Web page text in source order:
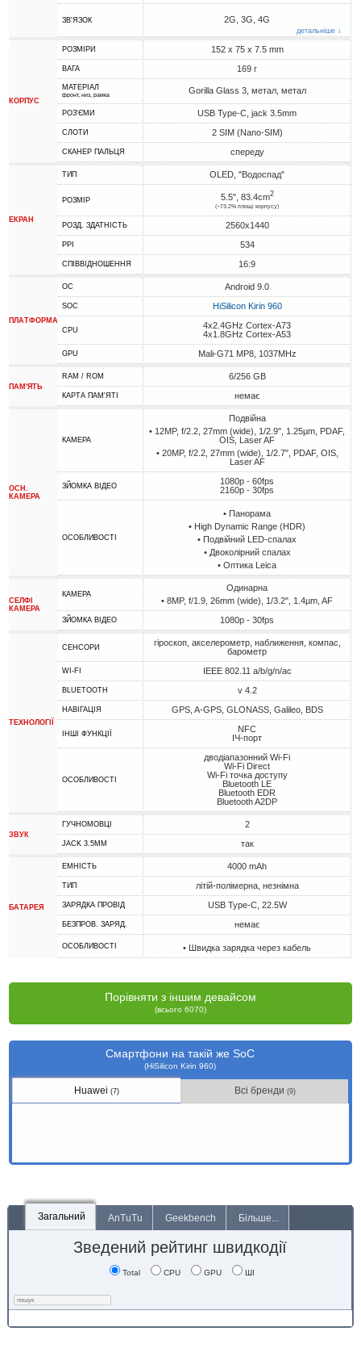
ЗВ'ЯЗОК 2G, 3G, 4G
детальніше ↓
КОРПУС
РОЗМІРИ 152 x 75 x 7.5 mm
ВАГА 169 г
МАТЕРІАЛ
фронт, низ, рамка Gorilla Glass 3, метал, метал
РОЗ'ЄМИ USB Type-C, jack 3.5mm
СЛОТИ 2 SIM (Nano-SIM)
СКАНЕР ПАЛЬЦЯ спереду
ЕКРАН
ТИП OLED, "Водоспад"
РОЗМІР 5.5", 83.4cm2
(~73.2% площі корпусу)
РОЗД. ЗДАТНІСТЬ 2560x1440
PPI 534
СПІВВІДНОШЕННЯ 16:9
ПЛАТФОРМА
ОС Android 9.0
SOC HiSilicon Kirin 960
CPU
4x2.4GHz Cortex-A73
4x1.8GHz Cortex-A53
GPU Mali-G71 MP8, 1037MHz
ПАМ'ЯТЬ
RAM / ROM 6/256 GB
КАРТА ПАМ'ЯТІ немає
ОСН.
КАМЕРА
КАМЕРА
Подвійна
• 12MP, f/2.2, 27mm (wide), 1/2.9", 1.25µm, PDAF,
OIS, Laser AF
• 20MP, f/2.2, 27mm (wide), 1/2.7", PDAF, OIS,
Laser AF
ЗЙОМКА ВІДЕО
1080p - 60fps
2160p - 30fps
ОСОБЛИВОСТІ
• Панорама
• High Dynamic Range (HDR)
• Подвійний LED-спалах
• Двоколірний спалах
• Оптика Leica
СЕЛФІ
КАМЕРА
КАМЕРА
Одинарна
• 8MP, f/1.9, 26mm (wide), 1/3.2", 1.4µm, AF
ЗЙОМКА ВІДЕО 1080p - 30fps
ТЕХНОЛОГІЇ
СЕНСОРИ
гіроскоп, акселерометр, наближення, компас,
барометр
WI-FI IEEE 802.11 a/b/g/n/ac
BLUETOOTH v 4.2
НАВІГАЦІЯ GPS, A-GPS, GLONASS, Galileo, BDS
ІНШІ ФУНКЦІЇ
NFC
ІЧ-порт
ОСОБЛИВОСТІ
дводіапазонний Wi-Fi
Wi-Fi Direct
Wi-Fi точка доступу
Bluetooth LE
Bluetooth EDR
Bluetooth A2DP
ЗВУК
ГУЧНОМОВЦІ 2
JACK 3.5MM так
БАТАРЕЯ
ЕМНІСТЬ 4000 mAh
ТИП літій-полімерна, незнімна
ЗАРЯДКА ПРОВІД USB Type-C, 22.5W
БЕЗПРОВ. ЗАРЯД. немає
ОСОБЛИВОСТІ • Швидка зарядка через кабель
Порівняти з іншим девайсом
(всього 6070)
Смартфони на такій же SoC
(HiSilicon Kirin 960)
Huawei(7) Всі бренди (9)
Загальний AnTuTu Geekbench Більше...
Зведений рейтинг швидкодії
Total CPU GPU ШІ